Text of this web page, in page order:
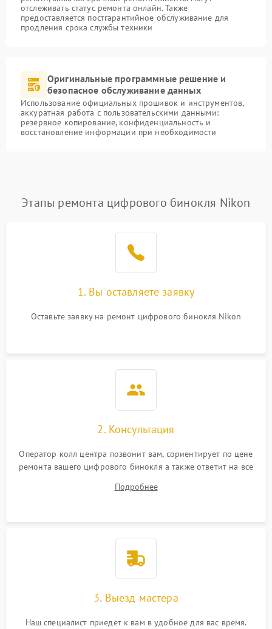
отслеживать статус ремонта онлайн. Также
предоставляется постгарантийное обслуживание для
продления срока службы техники
Оригинальные программные решение и
безопасное обслуживание данных
Использование официальных прошивок и инструментов,
аккуратная работа с пользовательскими данными:
резервное копирование, конфиденциальность и
восстановление информации при необходимости
Этапы ремонта цифрового бинокля Nikon
1. Вы оставляете заявку
Оставьте заявку на ремонт цифрового бинокля Nikon
2. Консультация
Оператор колл центра позвонит вам, сориентирует по цене
ремонта вашего цифрового бинокля а также ответит на все
Подробнее
3. Выезд мастера
Наш специалист приедет к вам в удобное для вас время.